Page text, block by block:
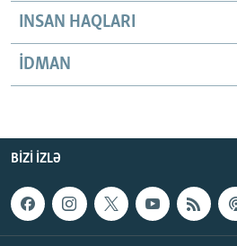
INSAN HAQLARI
İDMAN
BIZI IZLƏ